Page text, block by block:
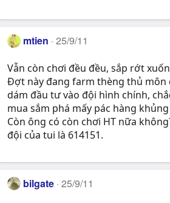
mtien 25/9/11
Vẫn còn chơi đều đều, sắp rớt
Đợt này đang farm thèng thủ môn
dám đầu tư vào đội hình chính,
mua sắm phá mấy pác hàng
Còn ông có còn chơi HT nữa
đội của tui là 614151.
bilgate 25/9/11